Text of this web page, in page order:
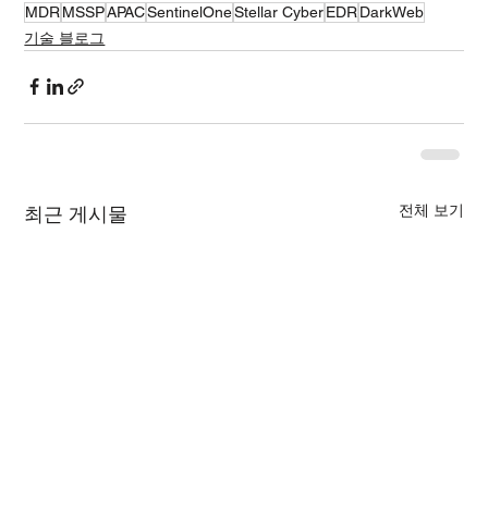
MDRMSSPAPACSentinelOneStellar CyberEDRDarkWeb
기술 블로그
최근 게시물 전체 보기